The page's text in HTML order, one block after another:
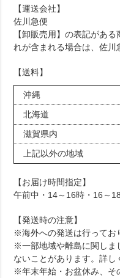
【運送会社】
佐川急便
【卸販売用】の表記があ
れが含まれる場合は、佐川
【送料】
沖縄
北海道
滋賀県内
上記以外の地域
【お届け時間指定】
午前中・14～16時・16～
【発送時の注意】
※海外への発送は行ってお
※一部地域や離島に関しま
ないことがあります。詳し
※年末年始・お盆休み、そ